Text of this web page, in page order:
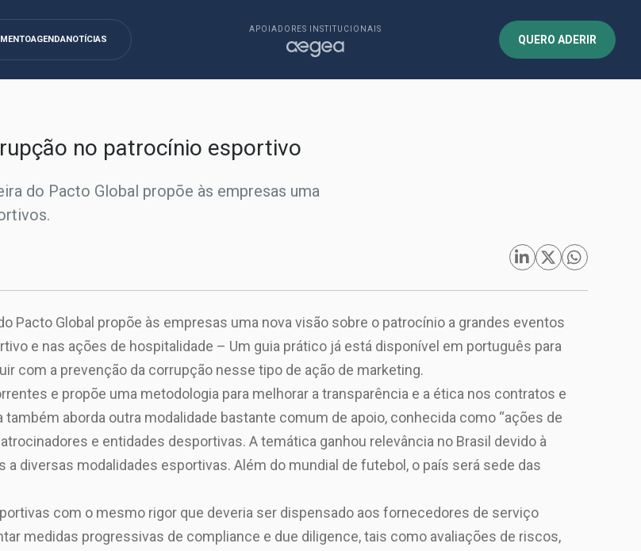
AGENDANOTÍCIAS
APOIADORES INSTITUCIONAIS
QUERO ADERIR
no patrocínio esportivo
do Pacto Global propõe às empresas uma
Pacto Global propõe às empresas uma nova visão sobre o patrocínio a grandes eventos
e nas ações de hospitalidade – Um guia prático já está disponível em português para
com a prevenção da corrupção nesse tipo de ação de marketing.
e propõe uma metodologia para melhorar a transparência e a ética nos contratos e
aborda outra modalidade bastante comum de apoio, conhecida como “ações de
e entidades desportivas. A temática ganhou relevância no Brasil devido à
diversas modalidades esportivas. Além do mundial de futebol, o país será sede das
com o mesmo rigor que deveria ser dispensado aos fornecedores de serviço
medidas progressivas de compliance e due diligence, tais como avaliações de riscos,